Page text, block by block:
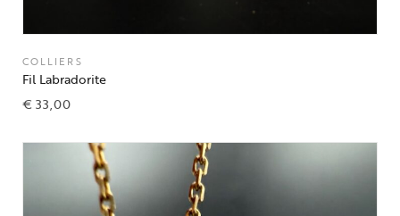
COLLIERS
Fil Labradorite
€33,00